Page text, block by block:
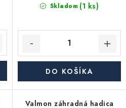
Skladom (1 ks)
DO KOŠÍKA
Valmon záhradná hadica